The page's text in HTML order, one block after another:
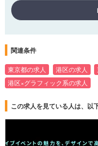
関連条件
東京都の求人 港区の求人
港区×グラフィック系の求人
この求人を見ている人は、以